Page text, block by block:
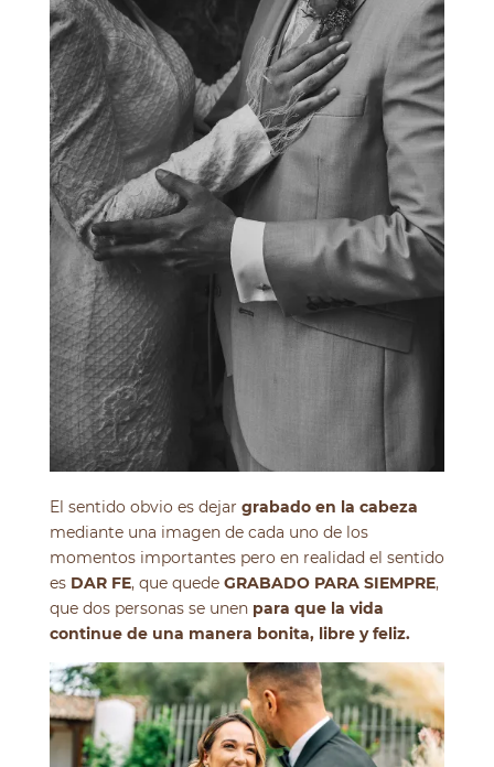
El sentido obvio es dejar grabado en la cabeza
mediante una imagen de cada uno de los
momentos importantes pero en realidad el sentido
es DAR FE, que quede GRABADO PARA SIEMPRE,
que dos personas se unen para que la vida
continue de una manera bonita, libre y feliz.